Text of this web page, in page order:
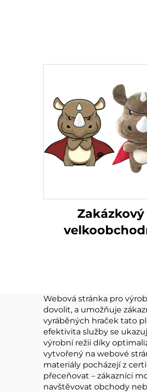
Zakázkový
Webová stránka pro
dovolit, a umožňuje
vyráběných hraček tato
efektivita služby se
výrobní režii díky
vytvořený na webové
materiály pocházejí z
přeceňovat – zákazníci
navštěvovat obchody